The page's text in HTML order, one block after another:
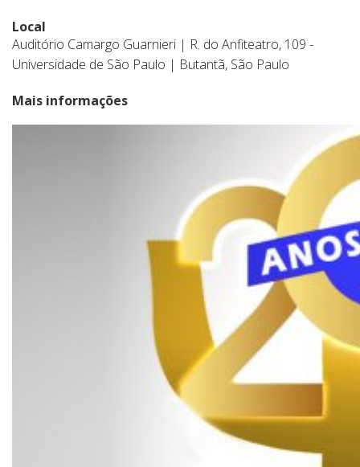
Local
Auditório Camargo Guarnieri | R. do Anfiteatro, 109 -
Universidade de São Paulo | Butantã, São Paulo
Mais informações